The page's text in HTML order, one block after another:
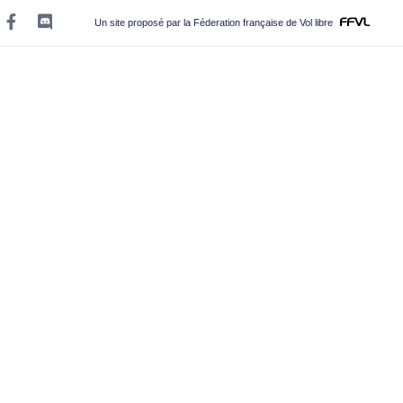
Un site proposé par la Féderation française de Vol libre